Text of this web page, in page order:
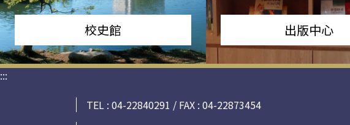
校史館 出版中心
:::
TEL : 04-22840291 / FAX : 04-22873454